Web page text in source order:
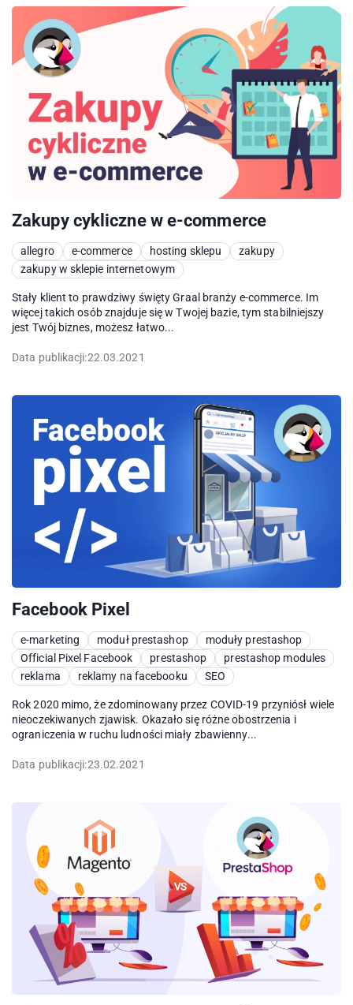
Zakupy cykliczne w e-commerce
allegro e-commerce hosting sklepu
zakupy
zakupy w sklepie internetowym
Stały klient to prawdziwy święty Graal branży e-commerce. Im
więcej takich osób znajduje się w Twojej bazie, tym stabilniejszy
jest Twój biznes, możesz łatwo...
Data publikacji:22.03.2021
Facebook Pixel
e-marketing moduł prestashop
moduły prestashop
Official Pixel Facebook
prestashop
prestashop modules
reklama
reklamy na facebooku SEO
Rok 2020 mimo, że zdominowany przez COVID-19 przyniósł wiele
nieoczekiwanych zjawisk. Okazało się różne obostrzenia i
ograniczenia w ruchu ludności miały zbawienny...
Data publikacji:23.02.2021